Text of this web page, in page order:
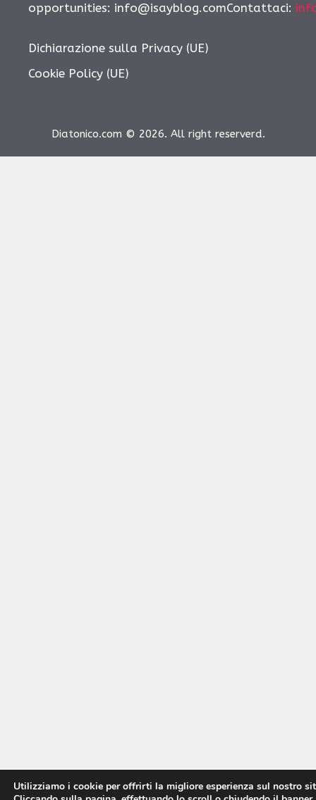
opportunities: info@isayblog.comContattaci:
Dichiarazione sulla Privacy (UE)
Cookie Policy (UE)
Diatonico.com © 2026. All right reserverd.
Utilizziamo i cookie per offrirti la migliore esperienza sul nostro